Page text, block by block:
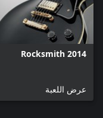
Rocksmith 2014
عرض اللعبة